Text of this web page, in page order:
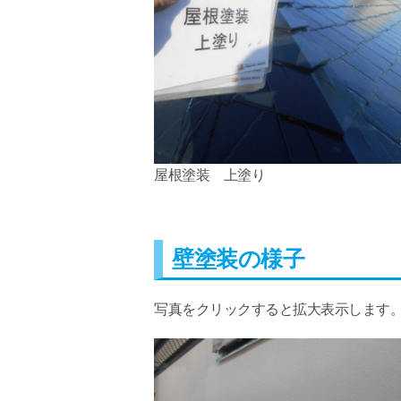
屋根塗装 上塗り
壁塗装の様子
写真をクリックすると拡大表示します